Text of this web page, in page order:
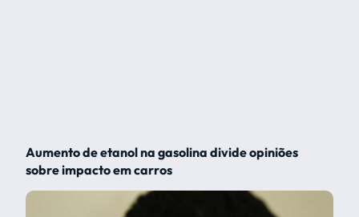
Aumento de etanol na gasolina divide opiniões
sobre impacto em carros